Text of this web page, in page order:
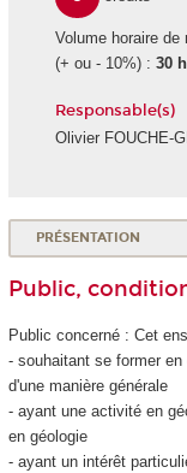
Volume horaire de
(+ ou - 10%) : 30
Responsable(s)
Olivier FOUCHE-
PRÉSENTATION
Public,
Public concerné : Cet
- souhaitant se former en
d'une manière générale
- ayant une activité en
en géologie
- ayant un intérêt